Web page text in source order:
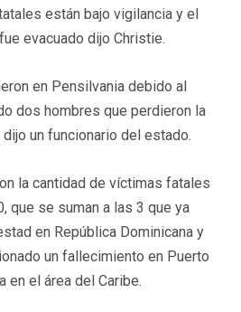
están bajo vigilancia y el
evacuado dijo Christie.
en Pensilvania debido al
dos hombres que perdieron la
un funcionario del estado.
la cantidad de víctimas fatales
que se suman a las 3 que ya
en República Dominicana y
un fallecimiento en Puerto
en el área del Caribe.